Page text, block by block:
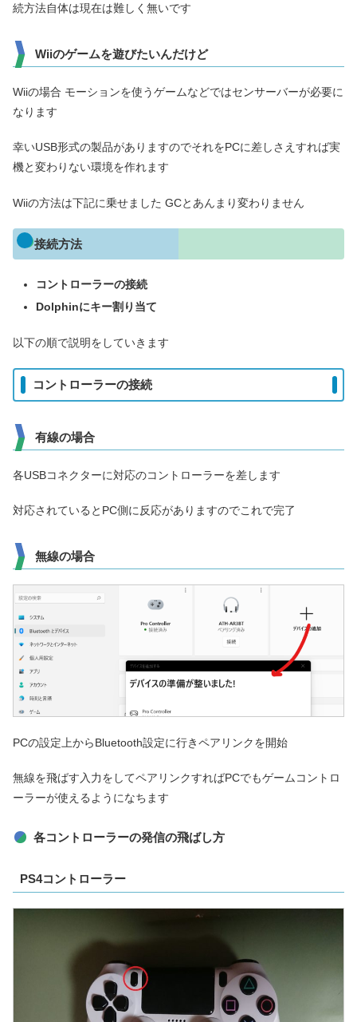
続方法自体は現在は難しく無いです
Wiiのゲームを遊びたいんだけど
Wiiの場合 モーションを使うゲームなどではセンサーバーが必要に
なります
幸いUSB形式の製品がありますのでそれをPCに差しさえすれば実
機と変わりない環境を作れます
Wiiの方法は下記に乗せました GCとあんまり変わりません
接続方法
コントローラーの接続
Dolphinにキー割り当て
以下の順で説明をしていきます
コントローラーの接続
有線の場合
各USBコネクターに対応のコントローラーを差します
対応されているとPC側に反応がありますのでこれで完了
無線の場合
PCの設定上からBluetooth設定に行きペアリンクを開始
無線を飛ばす入力をしてペアリンクすればPCでもゲームコントロ
ーラーが使えるようになちます
各コントローラーの発信の飛ばし方
PS4コントローラー